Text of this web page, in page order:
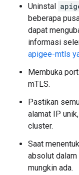
Uninstal
beberapa
dapat
informasi
apigee-mtls
Membuka
mTLS.
Pastikan
alamat IP
cluster.
Saat
absolut dalam
mungkin ada.